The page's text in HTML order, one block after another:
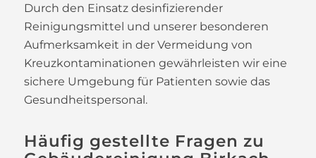
Durch den Einsatz desinfizierender
Reinigungsmittel und unserer besonderen
Aufmerksamkeit in der Vermeidung von
Kreuzkontaminationen gewährleisten wir eine
sichere Umgebung für Patienten sowie das
Gesundheitspersonal.
Häufig gestellte Fragen zu